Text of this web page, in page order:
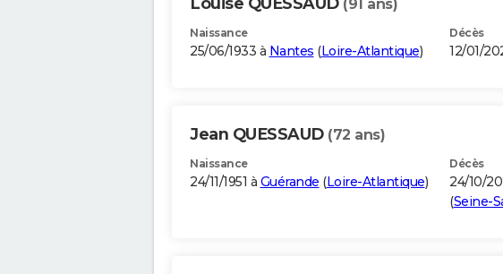
(91 ans)
Naissance
25/06/1933 à Nantes (Loire-Atlantique)
Décès
12/01/
Jean QUESSAUD (72 ans)
Naissance
24/11/1951 à Guérande (Loire-Atlantique)
Décès
24/10/
(Seine-